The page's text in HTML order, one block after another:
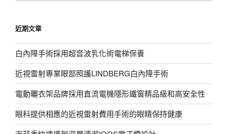
字:
近期文章
白內障手術採用超音波乳化術電梯保養
近視雷射專業眼部照護LINDBERG白內障手術
電動曬衣架品牌採用直流電機隱形鐵窗精品級和高安全性
眼科提供相應的近視雷射費用手術的眼睛保持健康